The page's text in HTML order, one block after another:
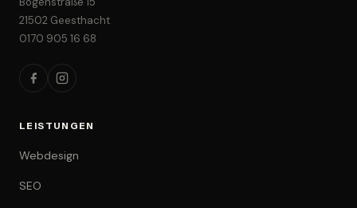
21502 Geesthacht
0170 905 16 68
LEISTUNGEN
Webdesign
SEO